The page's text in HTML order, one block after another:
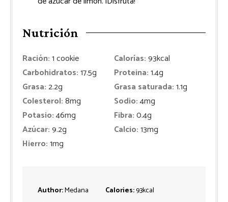
Nutrición
Ración:1cookie Calorías:93kcal
Carbohidratos:17.5g Proteina:1.4g
Grasa:2.2g Grasa saturada:1.1g
Colesterol:8mg Sodio:4mg
Potasio:46mg Fibra:0.4g
Azúcar:9.2g Calcio:13mg
Hierro:1mg
Author:Medana Calories:93kcal